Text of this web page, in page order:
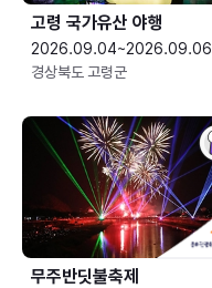
고령 국가유산 야행
2026.09.04~2026.09.06
경상북도 고령군
무주반딧불축제